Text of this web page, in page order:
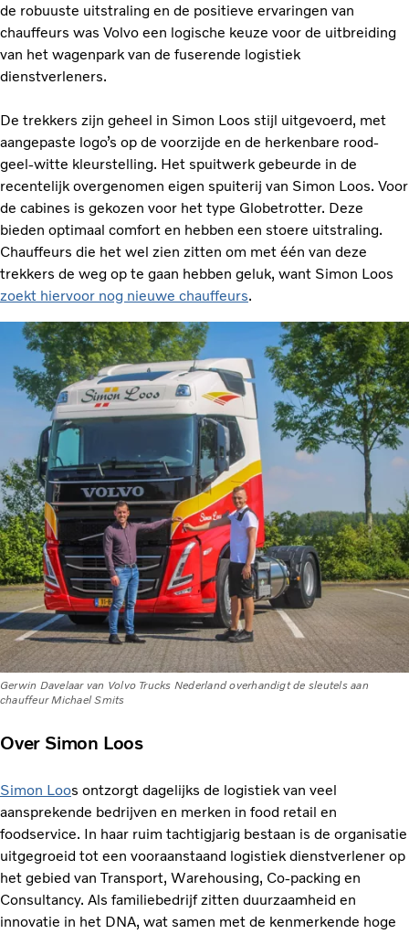
de robuuste uitstraling en de positieve ervaringen van
chauffeurs was Volvo een logische keuze voor de uitbreiding
van het wagenpark van de fuserende logistiek
dienstverleners.
De trekkers zijn geheel in Simon Loos stijl uitgevoerd, met
aangepaste logo’s op de voorzijde en de herkenbare rood-
geel-witte kleurstelling. Het spuitwerk gebeurde in de
recentelijk overgenomen eigen spuiterij van Simon Loos. Voor
de cabines is gekozen voor het type Globetrotter. Deze
bieden optimaal comfort en hebben een stoere uitstraling.
Chauffeurs die het wel zien zitten om met één van deze
trekkers de weg op te gaan hebben geluk, want Simon Loos
zoekt hiervoor nog nieuwe chauffeurs.
Gerwin Davelaar van Volvo Trucks Nederland overhandigt de sleutels aan
chauffeur Michael Smits
Over Simon Loos
Simon Loos ontzorgt dagelijks de logistiek van veel
aansprekende bedrijven en merken in food retail en
foodservice. In haar ruim tachtigjarig bestaan is de organisatie
uitgegroeid tot een vooraanstaand logistiek dienstverlener op
het gebied van Transport, Warehousing, Co-packing en
Consultancy. Als familiebedrijf zitten duurzaamheid en
innovatie in het DNA, wat samen met de kenmerkende hoge